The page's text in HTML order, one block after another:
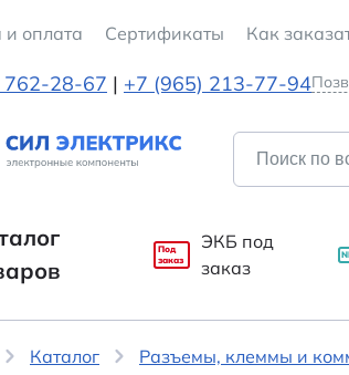
и оплата Cертификаты Как
762-28-67 | +7 (965) 213-77-94
Под
заказ
ЭКБ под
заказ
Каталог Разъемы, клеммы и